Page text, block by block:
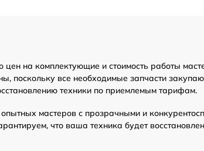
на комплектующие и стоимость работы
поскольку все необходимые запчасти
техники по приемлемым тарифам.
мастеров с прозрачными и
что ваша техника будет